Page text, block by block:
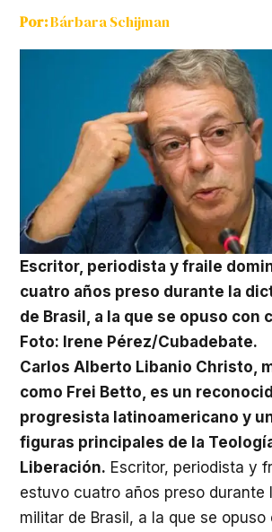
Por:Bárbara Schijman
Escritor, periodista y fraile
cuatro años preso durante la
de Brasil, a la que se opuso con
Foto: Irene Pérez/Cubadebate.
Carlos Alberto Libanio Christo,
como Frei Betto, es un
progresista latinoamericano y
figuras principales de la
Liberación. Escritor, periodista y
estuvo cuatro años preso durante
militar de Brasil, a la que se